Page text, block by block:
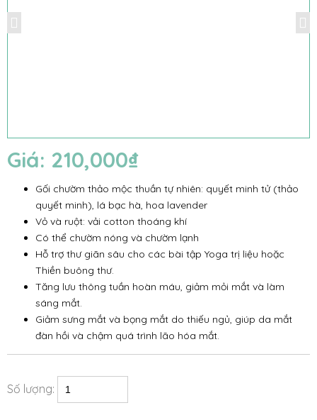
Giá: 210,000₫
Gối chườm thảo mộc thuần tự nhiên: quyết minh tử (thảo
quyết minh), lá bạc hà, hoa lavender
Vỏ và ruột: vải cotton thoáng khí
Có thể chườm nóng và chườm lạnh
Hỗ trợ thư giãn sâu cho các bài tập Yoga trị liệu hoặc
Thiền buông thư.
Tăng lưu thông tuần hoàn máu, giảm mỏi mắt và làm
sáng mắt.
Giảm sưng mắt và bọng mắt do thiếu ngủ, giúp da mắt
đàn hồi và chậm quá trình lão hóa mắt.
Số lượng: